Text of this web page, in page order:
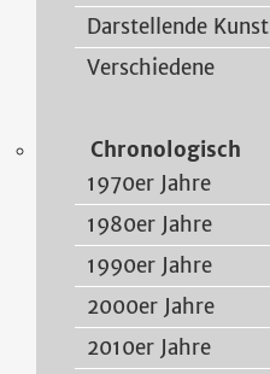
Darstellende Kunst
Verschiedene
Chronologisch
1970er Jahre
1980er Jahre
1990er Jahre
2000er Jahre
2010er Jahre
2018